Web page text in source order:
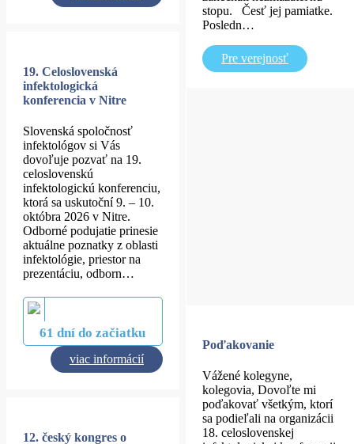
19. Celoslovenská
infektologická
konferencia v Nitre
Slovenská spoločnosť
infektológov si Vás
dovoľuje pozvať na 19.
celoslovenskú
infektologickú konferenciu,
ktorá sa uskutoční 9. – 10.
októbra 2026 v Nitre.
Odborné podujatie prinesie
aktuálne poznatky z oblasti
infektológie, priestor na
prezentáciu, odborn…
61 dní do začiatku
viac informácií
12. český kongres o
stopu. Česť jej pamiatke.
Posledn…
Pre verejnosť
Poďakovanie
Vážené kolegyne,
kolegovia, Dovoľte mi
poďakovať všetkým, ktorí
sa podieľali na organizácii
18. celoslovenskej